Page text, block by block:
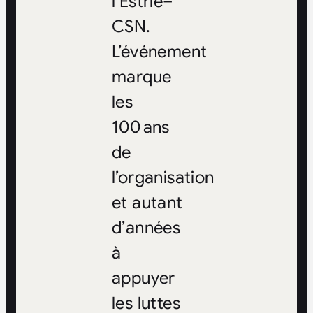
CSN.
L’événement
marque
les
100 ans
de
l’organisation
et autant
d’années
à
appuyer
les luttes